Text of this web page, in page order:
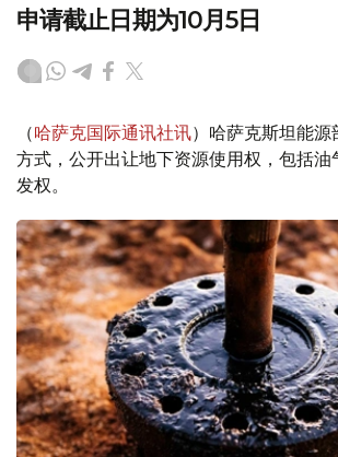
申请截止日期为10月5日
（哈萨克国际通讯社讯）哈萨克斯坦能
方式，公开出让地下资源使用权，包括
发权。